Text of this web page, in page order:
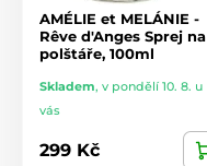
AMÉLIE et MELÁNIE -
Rêve d'Anges Sprej na
polštáře, 100ml
Skladem, v pondělí 10. 8. u
vás
299 Kč